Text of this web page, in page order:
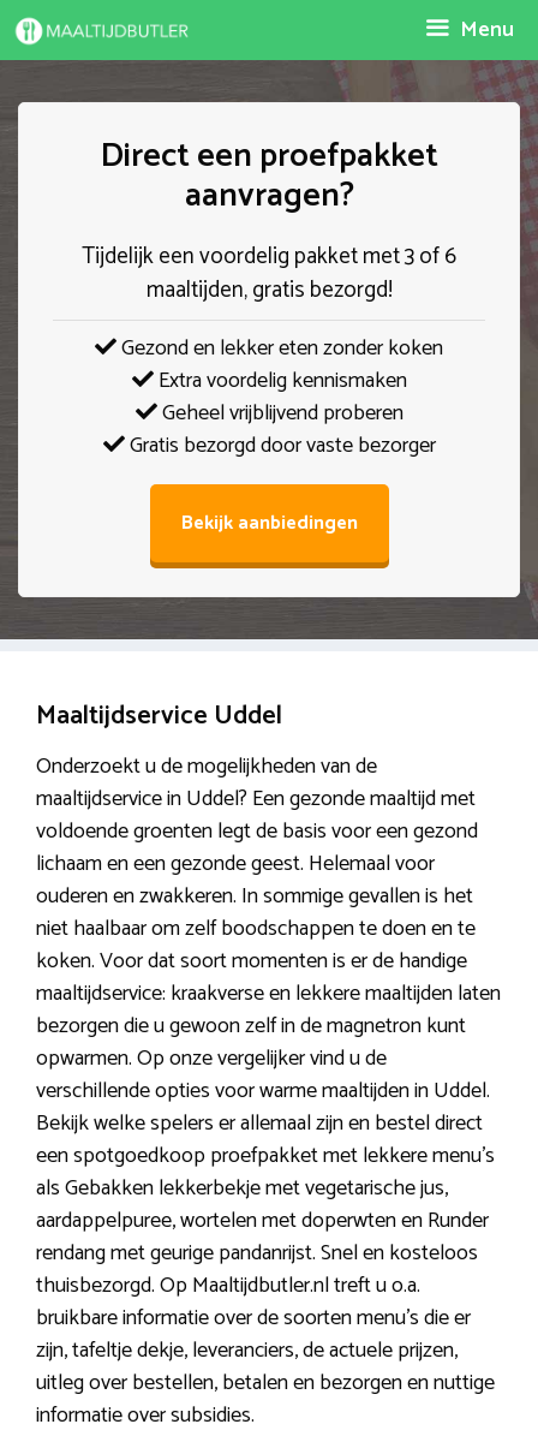
Spring
naar
Menu
Direct een proefpakket
aanvragen?
Tijdelijk een voordelig pakket met 3 of 6
maaltijden, gratis bezorgd!
Gezond en lekker eten zonder koken
Extra voordelig kennismaken
Geheel vrijblijvend proberen
Gratis bezorgd door vaste bezorger
Bekijk aanbiedingen
Maaltijdservice Uddel
Onderzoekt u de mogelijkheden van de
maaltijdservice in Uddel? Een gezonde maaltijd met
voldoende groenten legt de basis voor een gezond
lichaam en een gezonde geest. Helemaal voor
ouderen en zwakkeren. In sommige gevallen is het
niet haalbaar om zelf boodschappen te doen en te
koken. Voor dat soort momenten is er de handige
maaltijdservice: kraakverse en lekkere maaltijden laten
bezorgen die u gewoon zelf in de magnetron kunt
opwarmen. Op onze vergelijker vind u de
verschillende opties voor warme maaltijden in Uddel.
Bekijk welke spelers er allemaal zijn en bestel direct
een spotgoedkoop proefpakket met lekkere menu’s
als Gebakken lekkerbekje met vegetarische jus,
aardappelpuree, wortelen met doperwten en Runder
rendang met geurige pandanrijst. Snel en kosteloos
thuisbezorgd. Op Maaltijdbutler.nl treft u o.a.
bruikbare informatie over de soorten menu’s die er
zijn, tafeltje dekje, leveranciers, de actuele prijzen,
uitleg over bestellen, betalen en bezorgen en nuttige
informatie over subsidies.